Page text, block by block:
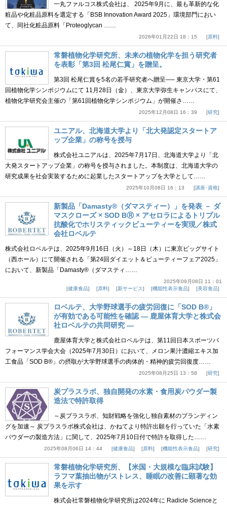
一丸ファルコス株式会社は、 2025年9月に、最も革新的な化
粧品や化粧品原料を選定する「BSB Innovation Award 2025」環境部門におい
て、同社化粧品原料「Proteoglycan ……
2026年01月22日 18：15 原料
常磐植物化学研究所、未来の植物化学を担う研究者
を表彰「第3回 松尾仁賞」を贈呈。
第3回 松尾仁賞を5名の若手研究者へ贈呈── 東京大学・第61
回植物化学シンポジウムにて 11月28日（金）、東京大学弥生キャンパスにて、
植物化学研究会主催の「第61回植物化学シンポジウム」が開催さ……
2025年12月08日 16：39 研究
ユニアル、北海道大学より「北大発認定スタートア
ップ企業」の称号を授与
株式会社ユニアルは、2025年7月17日、北海道大学より「北
大発スタートアップ企業」の称号を授与されました。本制度は、北海道大学の
研究成果を社会実装するために起業したスタートアップを大学として……
2025年10月08日 16：13 講座･資格
新製品「Damasty®（ダマスティー）」を発表 － ダ
マスクローズ × SOD BⓇ × アセロラによるトリプル
抗酸化でホリスティックビューティーを実現／株式
会社ロベルテ
株式会社ロベルテは、2025年9月16日（火）～18日（木）に東京ビッグサイト
（西ホール）にて開催される「第24回ダイエット＆ビューティーフェア2025」
において、新製品「Damasty®（ダマスティ……
2025年09月08日 11：01
健康食品
原料 新サービス 機能性表示食品 美容食品
ロベルテ、大学野球選手の疲労回復に「SOD B®」
が有効である可能性を確認 ― 鹿屋体育大学と株式会
社ロベルテの共同研究 ―
鹿屋体育大学と株式会社ロベルテは、第11回日本スポーツパ
フォーマンス学会大会（2025年7月30日）において、メロン果汁濃縮エキス加
工食品「SOD B®」の摂取が大学野球選手の肉体的・精神的疲労回復度……
2025年08月25日 13：58 研究
炭プラスラボ、独自開発の水素・食用炭パウダー製
造法で特許取得
～炭プラスラボ、知財戦略を強化し独自素材のブランディン
グを加速～ 炭プラスラボ株式会社は、かねてより特許出願を行っていた「水素
パウダーの製造方法」に関して、2025年7月10日付で特許を取得した……
2025年08月06日 14：44 健康食品 原料 機能性表示食品 研究
常磐植物化学研究所、【米国・大規模な臨床試験】
ラフマ葉抽出物がストレス、睡眠の改善に顕著な効
果を示す
株式会社常磐植物化学研究所は2024年に Radicle Scienceと